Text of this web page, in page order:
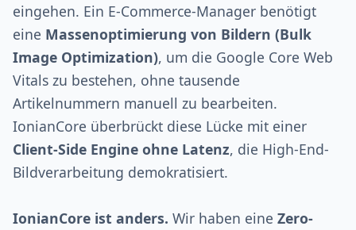
eingehen. Ein E-Commerce-Manager benötigt
eine Massenoptimierung von Bildern (Bulk
Image Optimization), um die Google Core Web
Vitals zu bestehen, ohne tausende
Artikelnummern manuell zu bearbeiten.
IonianCore überbrückt diese Lücke mit einer
Client-Side Engine ohne Latenz, die High-End-
Bildverarbeitung demokratisiert.
IonianCore ist anders. Wir haben eine Zero-